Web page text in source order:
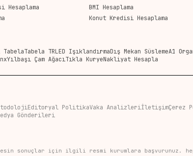
Hesaplama BMI Hesaplama
Konut Kredisi Hesaplama
Tabela TRLED IşıklandırmaDış Mekan SüslemeA1
Yılbaşı Çam AğacıTıkla KuryeNakliyat Hesapla
Editoryal PolitikaVaka AnalizleriİletişimÇerez
Gönderileri
sonuçlar için ilgili resmi kurumlara başvurunuz.